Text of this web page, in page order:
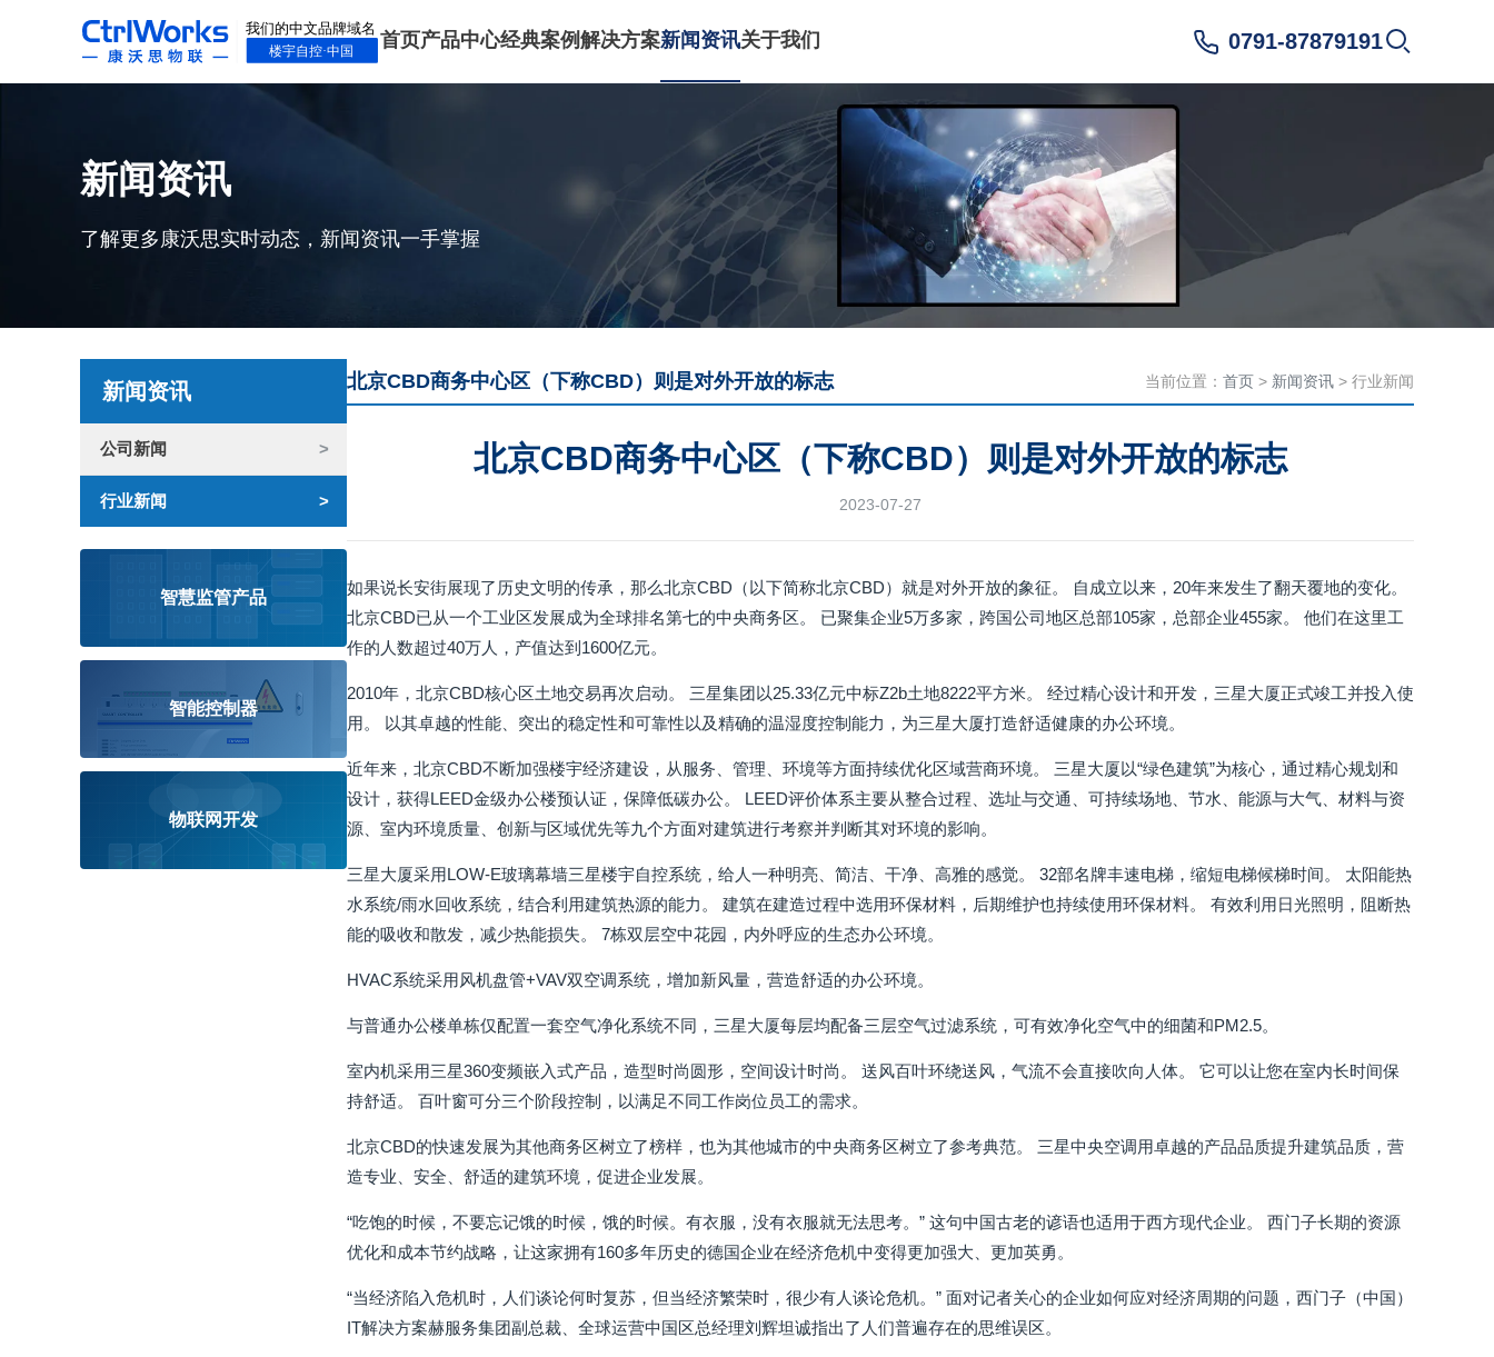
首页产品中心经典案例解决方案新闻资讯关于我们 0791-87879191
新闻资讯
了解更多康沃思实时动态，新闻资讯一手掌握
新闻资讯
公司新闻
行业新闻
智慧监管产品
智能控制器
物联网开发
北京CBD商务中心区（下称CBD）则是对外开放的标志 当前位置： 首页 > 新闻资讯 > 行业新闻
北京CBD商务中心区（下称CBD）则是对外开放的标志
2023-07-27
如果说长安街展现了历史文明的传承，那么北京CBD（以下简称北京CBD）就是对外开放的象征。 自成立以来，20年来发生了翻天覆地的变化。
北京CBD已从一个工业区发展成为全球排名第七的中央商务区。 已聚集企业5万多家，跨国公司地区总部105家，总部企业455家。 他们在这里工
作的人数超过40万人，产值达到1600亿元。
2010年，北京CBD核心区土地交易再次启动。 三星集团以25.33亿元中标Z2b土地8222平方米。 经过精心设计和开发，三星大厦正式竣工并投入使
用。 以其卓越的性能、突出的稳定性和可靠性以及精确的温湿度控制能力，为三星大厦打造舒适健康的办公环境。
近年来，北京CBD不断加强楼宇经济建设，从服务、管理、环境等方面持续优化区域营商环境。 三星大厦以“绿色建筑”为核心，通过精心规划和
设计，获得LEED金级办公楼预认证，保障低碳办公。 LEED评价体系主要从整合过程、选址与交通、可持续场地、节水、能源与大气、材料与资
源、室内环境质量、创新与区域优先等九个方面对建筑进行考察并判断其对环境的影响。
三星大厦采用LOW-E玻璃幕墙三星楼宇自控系统，给人一种明亮、简洁、干净、高雅的感觉。 32部名牌丰速电梯，缩短电梯候梯时间。 太阳能热
水系统/雨水回收系统，结合利用建筑热源的能力。 建筑在建造过程中选用环保材料，后期维护也持续使用环保材料。 有效利用日光照明，阻断热
能的吸收和散发，减少热能损失。 7栋双层空中花园，内外呼应的生态办公环境。
HVAC系统采用风机盘管+VAV双空调系统，增加新风量，营造舒适的办公环境。
与普通办公楼单栋仅配置一套空气净化系统不同，三星大厦每层均配备三层空气过滤系统，可有效净化空气中的细菌和PM2.5。
室内机采用三星360变频嵌入式产品，造型时尚圆形，空间设计时尚。 送风百叶环绕送风，气流不会直接吹向人体。 它可以让您在室内长时间保
持舒适。 百叶窗可分三个阶段控制，以满足不同工作岗位员工的需求。
北京CBD的快速发展为其他商务区树立了榜样，也为其他城市的中央商务区树立了参考典范。 三星中央空调用卓越的产品品质提升建筑品质，营
造专业、安全、舒适的建筑环境，促进企业发展。
“吃饱的时候，不要忘记饿的时候，饿的时候。有衣服，没有衣服就无法思考。” 这句中国古老的谚语也适用于西方现代企业。 西门子长期的资源
优化和成本节约战略，让这家拥有160多年历史的德国企业在经济危机中变得更加强大、更加英勇。
“当经济陷入危机时，人们谈论何时复苏，但当经济繁荣时，很少有人谈论危机。” 面对记者关心的企业如何应对经济周期的问题，西门子（中国）
IT解决方案赫服务集团副总裁、全球运营中国区总经理刘辉坦诚指出了人们普遍存在的思维误区。